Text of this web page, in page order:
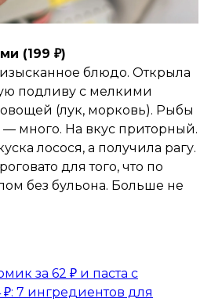
(199 ₽)
блюдо. Открыла
подливу с мелкими
(лук, морковь). Рыбы
много. На вкус приторный.
лосося, а получила рагу.
для того, что по
без бульона. Больше не
за 62 ₽ и паста с
₽: 7 ингредиентов для